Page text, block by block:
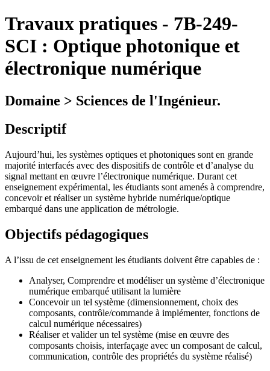
Travaux pratiques - 7B-249-
SCI : Optique photonique et
électronique numérique
Domaine > Sciences de l'Ingénieur.
Descriptif
Aujourd’hui, les systèmes optiques et photoniques sont en grande
majorité interfacés avec des dispositifs de contrôle et d’analyse du
signal mettant en œuvre l’électronique numérique. Durant cet
enseignement expérimental, les étudiants sont amenés à comprendre,
concevoir et réaliser un système hybride numérique/optique
embarqué dans une application de métrologie.
Objectifs pédagogiques
A l’issu de cet enseignement les étudiants doivent être capables de :
Analyser, Comprendre et modéliser un système d’électronique
numérique embarqué utilisant la lumière
Concevoir un tel système (dimensionnement, choix des
composants, contrôle/commande à implémenter, fonctions de
calcul numérique nécessaires)
Réaliser et valider un tel système (mise en œuvre des
composants choisis, interfaçage avec un composant de calcul,
communication, contrôle des propriétés du système réalisé)